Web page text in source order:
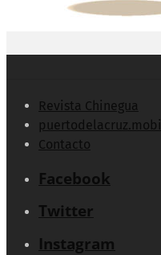
Revista Chinegua
puertodelacruz.mobi
Contacto
Facebook
Twitter
Instagram